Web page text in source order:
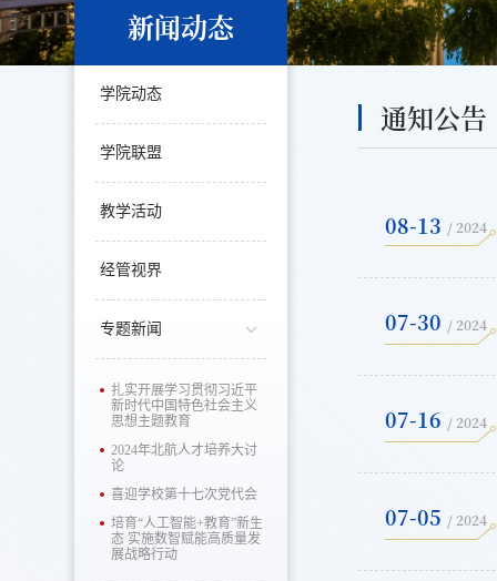
新闻动态
学院动态
学院联盟
教学活动
经管视界
专题新闻
扎实开展学习贯彻习近平
新时代中国特色社会主义
思想主题教育
2024年北航人才培养大讨
论
喜迎学校第十七次党代会
培育“人工智能+教育”新生
态 实施数智赋能高质量发
展战略行动
通知公告
08-13 / 2024
07-30 / 2024
07-16 / 2024
07-05 / 2024